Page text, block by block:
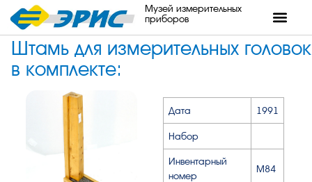
Музей измерительных
приборов
Штамь для измерительных головок
в комплекте:
Дата 1991
Набор
Инвентарный
номер
М84